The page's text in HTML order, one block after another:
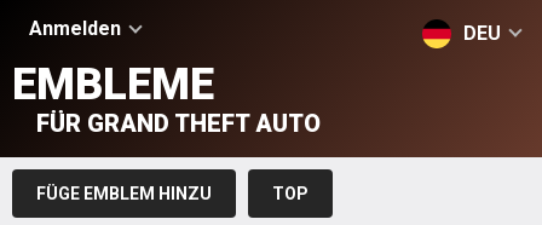
Anmelden DEU
EMBLEME
FÜR GRAND THEFT AUTO
FÜGE EMBLEM HINZU TOP